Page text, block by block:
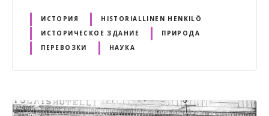
ИСТОРИЯ
HISTORIALLINEN HENKILÖ
ИСТОРИЧЕСКОЕ ЗДАНИЕ
ПРИРОДА
ПЕРЕВОЗКИ
НАУКА